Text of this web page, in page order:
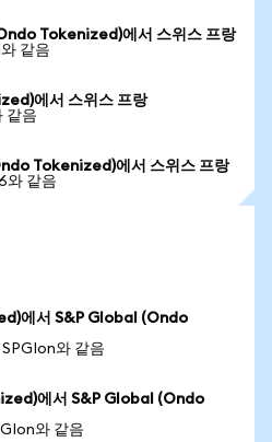
Tokenized)에서 스위스 프랑
같음
에서 스위스 프랑
같음
Tokenized)에서 스위스 프랑
와 같음
에서 S&P Global (Ondo
와 같음
에서 S&P Global (Ondo
와 같음